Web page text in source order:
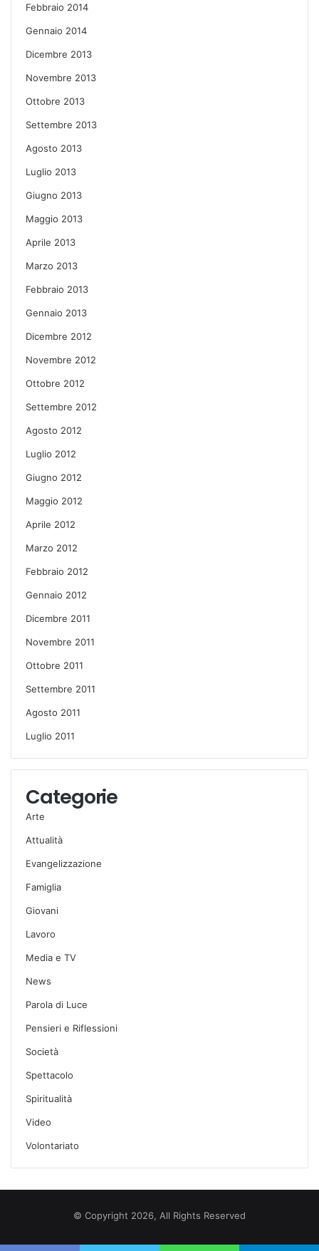
Febbraio 2014
Gennaio 2014
Dicembre 2013
Novembre 2013
Ottobre 2013
Settembre 2013
Agosto 2013
Luglio 2013
Giugno 2013
Maggio 2013
Aprile 2013
Marzo 2013
Febbraio 2013
Gennaio 2013
Dicembre 2012
Novembre 2012
Ottobre 2012
Settembre 2012
Agosto 2012
Luglio 2012
Giugno 2012
Maggio 2012
Aprile 2012
Marzo 2012
Febbraio 2012
Gennaio 2012
Dicembre 2011
Novembre 2011
Ottobre 2011
Settembre 2011
Agosto 2011
Luglio 2011
Categorie
Arte
Attualità
Evangelizzazione
Famiglia
Giovani
Lavoro
Media e TV
News
Parola di Luce
Pensieri e Riflessioni
Società
Spettacolo
Spiritualità
Video
Volontariato
© Copyright 2026, All Rights Reserved